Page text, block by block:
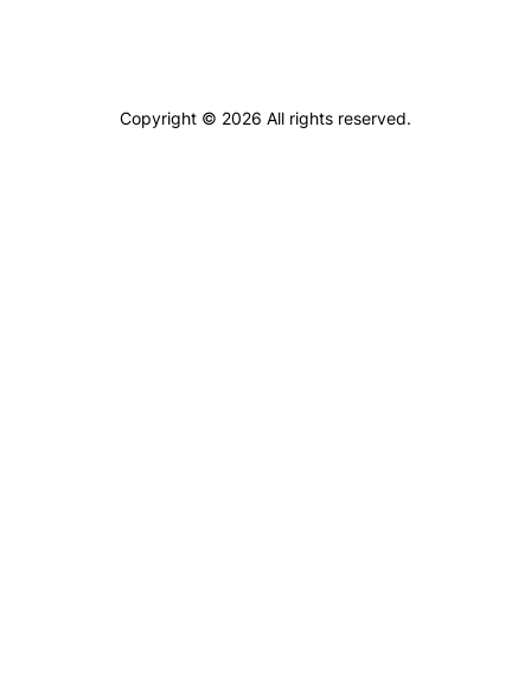
Copyright © 2026 All rights reserved.